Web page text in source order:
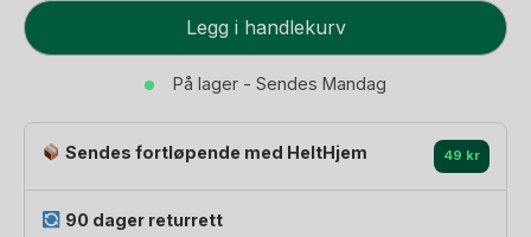
Leggings
med
Ull
85%,
Silke
15%
Legg i handlekurv
På lager - Sendes Mandag
Sendes fortløpende med HeltHjem 49 kr
90 dager returrett